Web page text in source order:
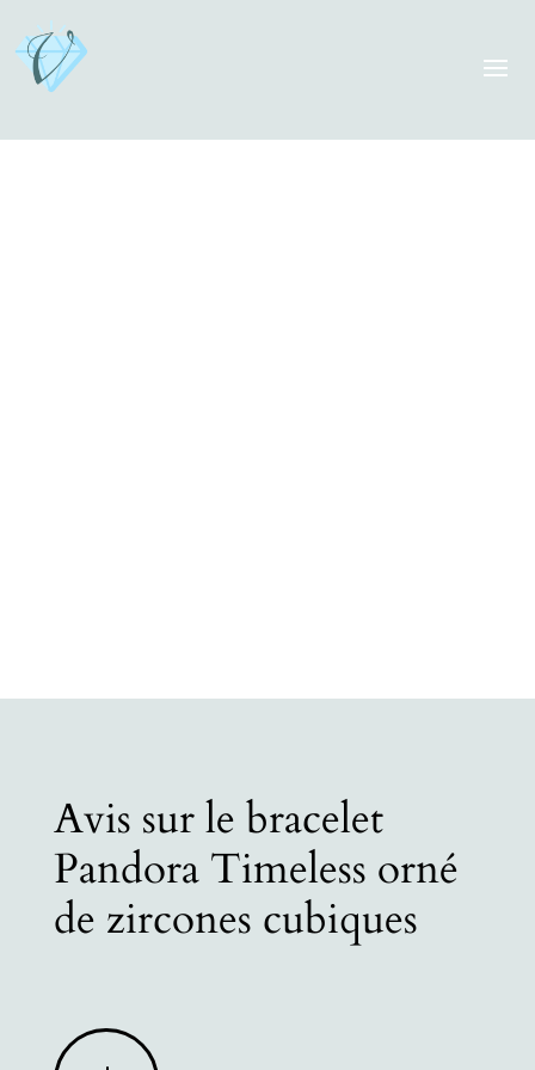
Avis sur le bracelet
Pandora Timeless orné
de zircones cubiques